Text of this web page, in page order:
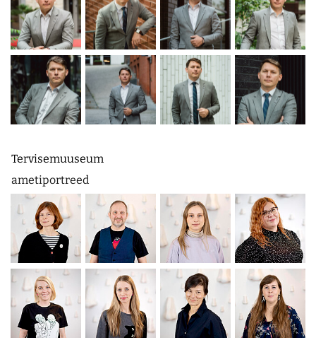
Tervisemuuseum
ametiportreed